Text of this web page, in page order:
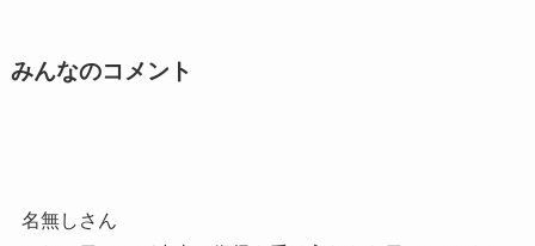
みんなのコメント
名無しさん